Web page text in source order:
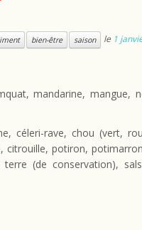
bien-être saison le 1
mandarine, mangue,
céleri-rave, chou (vert,
citrouille, potiron,
(de conservation),